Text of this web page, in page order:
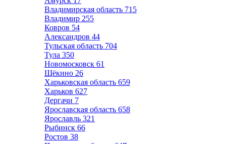
Владимирская область 715
Владимир 255
Ковров 54
Александров 44
Тульская область 704
Тула 350
Новомосковск 61
Щёкино 26
Харьковская область 659
Харьков 627
Дергачи 7
Ярославская область 658
Ярославль 321
Рыбинск 66
Ростов 38